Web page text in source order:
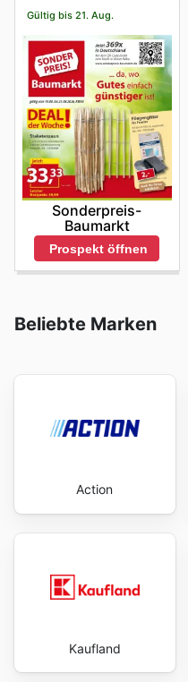
Gültig bis 21. Aug.
Sonderpreis-
Baumarkt
Prospekt öffnen
Beliebte Marken
Action
Kaufland